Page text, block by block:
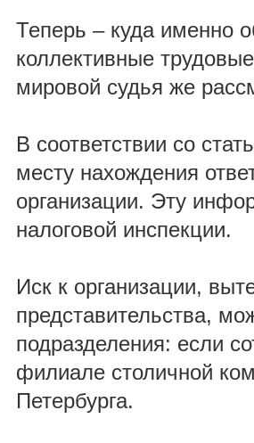
Теперь – куда именно
коллективные
мировой судья же
В соответствии со
месту нахождения
организации. Эту
налоговой инспекции.
Иск к организации,
представительства,
подразделения: если
филиале столичной
Петербурга.